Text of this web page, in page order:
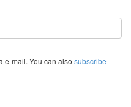
e-mail. You can also subscribe